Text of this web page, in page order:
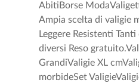
AbitiBorse
Ampia scelta di valigie
Leggere Resistenti
diversi Reso
GrandiValigie XL
morbideSet